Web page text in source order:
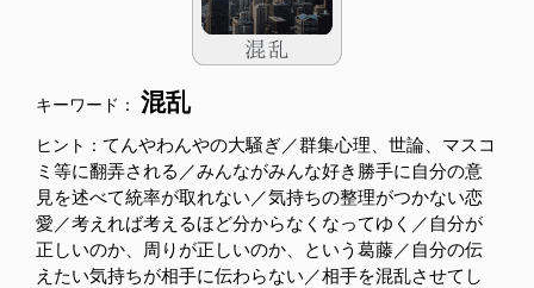
キーワード： 混乱
ヒント： てんやわんやの大騒ぎ／群集心理、世論、マスコ
ミ等に翻弄される／みんながみんな好き勝手に自分の意
見を述べて統率が取れない／気持ちの整理がつかない恋
愛／考えれば考えるほど分からなくなってゆく／自分が
正しいのか、周りが正しいのか、という葛藤／自分の伝
えたい気持ちが相手に伝わらない／相手を混乱させてし